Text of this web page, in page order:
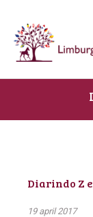
Diarindo Z
19 april 2017